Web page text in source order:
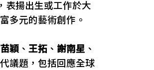
表揚出生或工作於大
多元的藝術創作。
苗穎 、 王拓 、 謝南星 、
議題，包括回應全球